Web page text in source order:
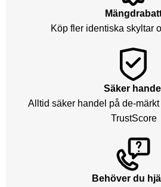
Köp fler identiska skyltar
Säker handel
Alltid säker handel på de-
TrustScore
Behöver du